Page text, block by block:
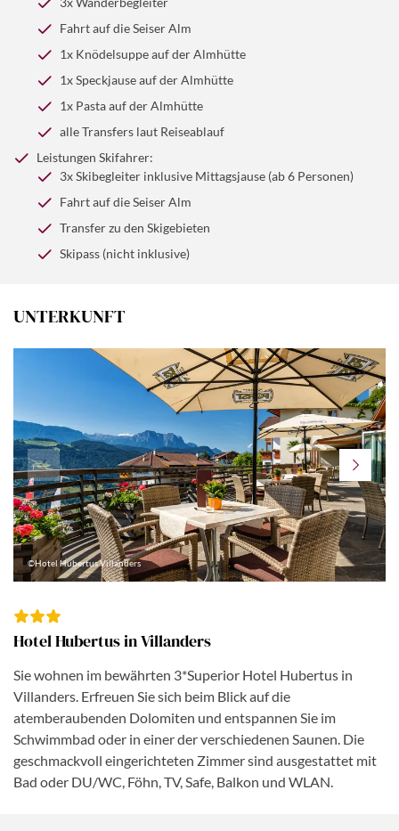
spektakulärem Blick auf Schlern, Langkofel und
Plattkofel!
anzieht.
erwartet man uns dann wieder im Hotel zum
SKIFAHRER:Eindrucksvolle Skitour im Grödnertal rund
um das Sella-Massiv mit der Sella Ronda. Die Route
verbindet die vier ladinischen Täler Gröden, Alta Badia,
Arabba und Val di Fassa auf einer Strecke von über 30
Pistenkilometern.
Fahrt auf die Seiser Alm
1x Knödelsuppe auf der Almhütte
1x Speckjause auf der Almhütte
1x Pasta auf der Almhütte
alle Transfers laut Reiseablauf
Leistungen Skifahrer:
3x Skibegleiter inklusive Mittagsjause (ab 6 Personen)
Fahrt auf die Seiser Alm
Transfer zu den Skigebieten
Skipass (nicht inklusive)
UNTERKUNFT
©Hotel Hubertus Villanders
Hotel Hubertus in Villanders
Sie wohnen im bewährten 3*Superior Hotel Hubertus in
Villanders. Erfreuen Sie sich beim Blick auf die
atemberaubenden Dolomiten und entspannen Sie im
Schwimmbad oder in einer der verschiedenen Saunen. Die
geschmackvoll eingerichteten Zimmer sind ausgestattet mit
Bad oder DU/WC, Föhn, TV, Safe, Balkon und WLAN.